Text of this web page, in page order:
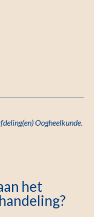
Oogheelkunde.
het